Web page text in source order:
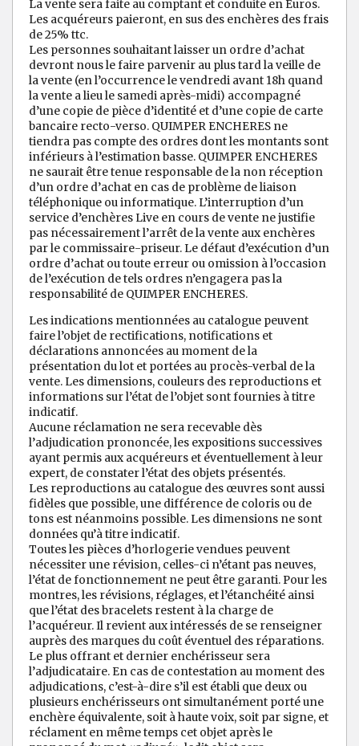
La vente sera faite au comptant et conduite en Euros.
Les acquéreurs paieront, en sus des enchères des frais
de 25% ttc.
Les personnes souhaitant laisser un ordre d’achat
devront nous le faire parvenir au plus tard la veille de
la vente (en l’occurrence le vendredi avant 18h quand
la vente a lieu le samedi après-midi) accompagné
d’une copie de pièce d’identité et d’une copie de carte
bancaire recto-verso. QUIMPER ENCHERES ne
tiendra pas compte des ordres dont les montants sont
inférieurs à l’estimation basse. QUIMPER ENCHERES
ne saurait être tenue responsable de la non réception
d’un ordre d’achat en cas de problème de liaison
téléphonique ou informatique. L’interruption d’un
service d’enchères Live en cours de vente ne justifie
pas nécessairement l’arrêt de la vente aux enchères
par le commissaire-priseur. Le défaut d’exécution d’un
ordre d’achat ou toute erreur ou omission à l’occasion
de l’exécution de tels ordres n’engagera pas la
responsabilité de QUIMPER ENCHERES.
Les indications mentionnées au catalogue peuvent
faire l’objet de rectifications, notifications et
déclarations annoncées au moment de la
présentation du lot et portées au procès-verbal de la
vente. Les dimensions, couleurs des reproductions et
informations sur l’état de l’objet sont fournies à titre
indicatif.
Aucune réclamation ne sera recevable dès
l’adjudication prononcée, les expositions successives
ayant permis aux acquéreurs et éventuellement à leur
expert, de constater l’état des objets présentés.
Les reproductions au catalogue des œuvres sont aussi
fidèles que possible, une différence de coloris ou de
tons est néanmoins possible. Les dimensions ne sont
données qu’à titre indicatif.
Toutes les pièces d’horlogerie vendues peuvent
nécessiter une révision, celles-ci n’étant pas neuves,
l’état de fonctionnement ne peut être garanti. Pour les
montres, les révisions, réglages, et l’étanchéité ainsi
que l’état des bracelets restent à la charge de
l’acquéreur. Il revient aux intéressés de se renseigner
auprès des marques du coût éventuel des réparations.
Le plus offrant et dernier enchérisseur sera
l’adjudicataire. En cas de contestation au moment des
adjudications, c’est-à-dire s’il est établi que deux ou
plusieurs enchérisseurs ont simultanément porté une
enchère équivalente, soit à haute voix, soit par signe, et
réclament en même temps cet objet après le